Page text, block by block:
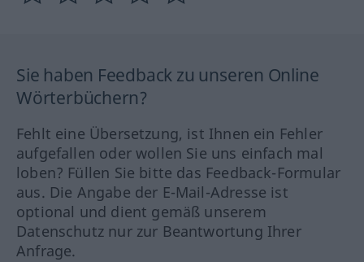
Sie haben Feedback zu unseren Online
Wörterbüchern?
Fehlt eine Übersetzung, ist Ihnen ein Fehler
aufgefallen oder wollen Sie uns einfach mal
loben? Füllen Sie bitte das Feedback-Formular
aus. Die Angabe der E-Mail-Adresse ist
optional und dient gemäß unserem
Datenschutz nur zur Beantwortung Ihrer
Anfrage.